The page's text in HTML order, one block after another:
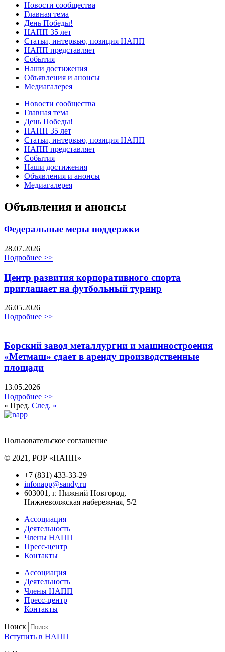
Новости сообщества
Главная тема
День Победы!
НАПП 35 лет
Статьи, интервью, позиция НАПП
НАПП представляет
События
Наши достижения
Объявления и анонсы
Медиагалерея
Новости сообщества
Главная тема
День Победы!
НАПП 35 лет
Статьи, интервью, позиция НАПП
НАПП представляет
События
Наши достижения
Объявления и анонсы
Медиагалерея
Объявления и анонсы
Федеральные меры поддержки
28.07.2026
Подробнее >>
Центр развития корпоративного спорта
приглашает на футбольный турнир
26.05.2026
Подробнее >>
Борский завод металлургии и машиностроения
«Метмаш» сдает в аренду производственные
площади
13.05.2026
Подробнее >>
« Пред. След. »
Пользовательское соглашение
© 2021, РОР «НАПП»
+7 (831) 433-33-29
infonapp@sandy.ru
603001, г. Нижний Новгород,
Нижневолжская набережная, 5/2
Ассоциация
Деятельность
Члены НАПП
Пресс-центр
Контакты
Ассоциация
Деятельность
Члены НАПП
Пресс-центр
Контакты
Поиск
Вступить в НАПП